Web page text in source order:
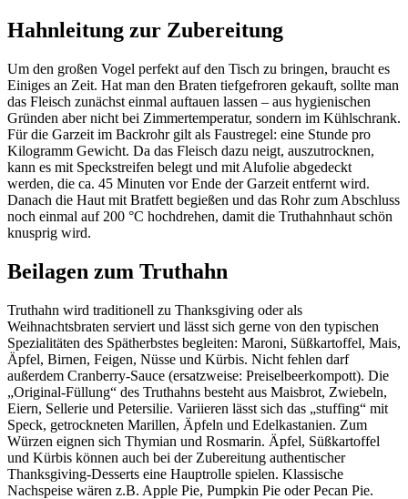
Hahnleitung zur Zubereitung
Um den großen Vogel perfekt auf den Tisch zu bringen, braucht es
Einiges an Zeit. Hat man den Braten tiefgefroren gekauft, sollte man
das Fleisch zunächst einmal auftauen lassen – aus hygienischen
Gründen aber nicht bei Zimmertemperatur, sondern im Kühlschrank.
Für die Garzeit im Backrohr gilt als Faustregel: eine Stunde pro
Kilogramm Gewicht. Da das Fleisch dazu neigt, auszutrocknen,
kann es mit Speckstreifen belegt und mit Alufolie abgedeckt
werden, die ca. 45 Minuten vor Ende der Garzeit entfernt wird.
Danach die Haut mit Bratfett begießen und das Rohr zum Abschluss
noch einmal auf 200 °C hochdrehen, damit die Truthahnhaut schön
knusprig wird.
Beilagen zum Truthahn
Truthahn wird traditionell zu Thanksgiving oder als
Weihnachtsbraten serviert und lässt sich gerne von den typischen
Spezialitäten des Spätherbstes begleiten: Maroni, Süßkartoffel, Mais,
Äpfel, Birnen, Feigen, Nüsse und Kürbis. Nicht fehlen darf
außerdem Cranberry-Sauce (ersatzweise: Preiselbeerkompott). Die
„Original-Füllung“ des Truthahns besteht aus Maisbrot, Zwiebeln,
Eiern, Sellerie und Petersilie. Variieren lässt sich das „stuffing“ mit
Speck, getrockneten Marillen, Äpfeln und Edelkastanien. Zum
Würzen eignen sich Thymian und Rosmarin. Äpfel, Süßkartoffel
und Kürbis können auch bei der Zubereitung authentischer
Thanksgiving-Desserts eine Hauptrolle spielen. Klassische
Nachspeise wären z.B. Apple Pie, Pumpkin Pie oder Pecan Pie.